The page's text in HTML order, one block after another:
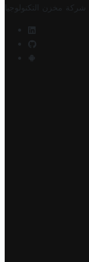
شركة مخزن التكنولوجيا